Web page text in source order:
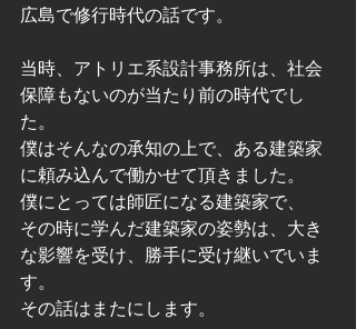
広島で修行時代の話です。
当時、アトリエ系設計事務所は、社会
保障もないのが当たり前の時代でし
た。
僕はそんなの承知の上で、ある建築家
に頼み込んで働かせて頂きました。
僕にとっては師匠になる建築家で、
その時に学んだ建築家の姿勢は、大き
な影響を受け、勝手に受け継いでいま
す。
その話はまたにします。